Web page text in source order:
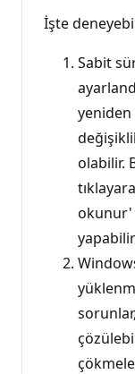
İşte
Sabit
olabilir.
okunur'